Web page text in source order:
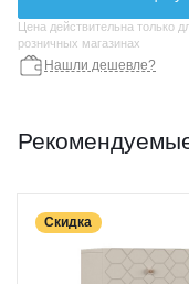
Цена действительна только
розничных магазинах
Нашли дешевле?
Скидка